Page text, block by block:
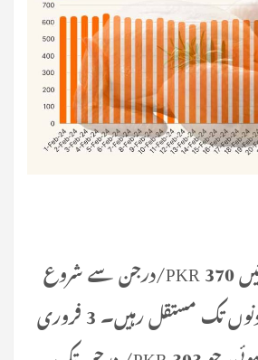
: قیمتیں 370 PKR/درجن سے شروع
ہوئیں اور پہلے دو دنوں تک مستقل رہیں۔ 3 فروری